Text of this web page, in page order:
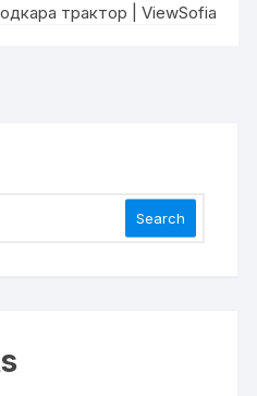
трактор | ViewSofia
Search